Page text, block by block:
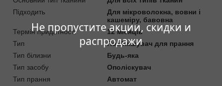
Не пропустите акции, скидки и
распродажи
Підходить
Для мікроволокна, вовни і
кашеміру, бавовна
Термін придатності
12 місяців
Тип
Пом'якшувач для прання
Тип білизни
Будь-яка
Тип засобу
Ополіскувач
Тип прання
Автомат